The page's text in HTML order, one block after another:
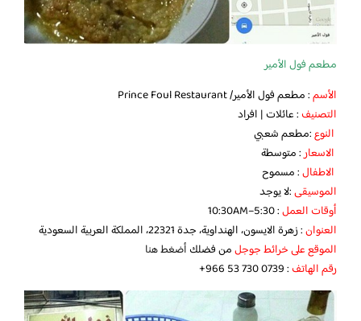
مطعم فول الأمير
الأسم: مطعم فول الأمير/ Prince Foul Restaurant
التصنيف: عائلات | افراد
النوع:مطعم شعبي
الاسعار: متوسطة
الاطفال: مسموح
الموسيقى:لا يوجد
أوقات العمل: 5:30–10:30AM
العنوان: زهرة الايسون، الهنداوية، جدة 22321، المملكة العربية السعودية
الموقع على خرائط جوجلمن فضلك أضغط هنا
رقم الهاتف: ‪‏‪‏‪+966 53 730 0739‬‏